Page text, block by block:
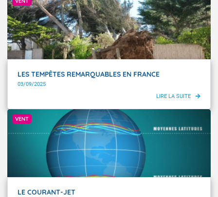
LES TEMPÊTES REMARQUABLES EN FRANCE
03/09/2025
VENT
Météo-France
LE COURANT-JET